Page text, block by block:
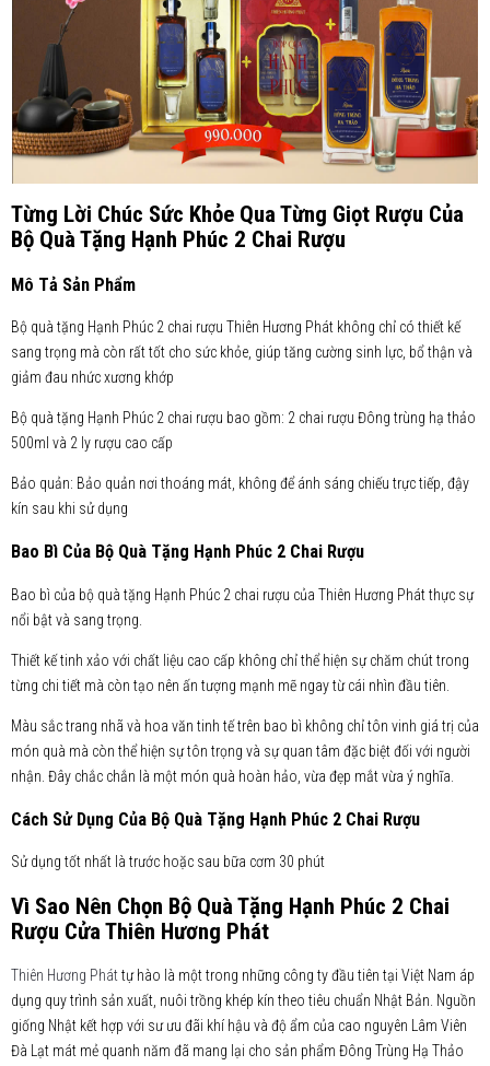
Từng Lời Chúc Sức Khỏe Qua Từng Giọt Rượu Của
Bộ Quà Tặng Hạnh Phúc 2 Chai Rượu
Mô Tả Sản Phẩm
Bộ quà tặng Hạnh Phúc 2 chai rượu Thiên Hương Phát không chỉ có thiết kế
sang trọng mà còn rất tốt cho sức khỏe, giúp tăng cường sinh lực, bổ thận và
giảm đau nhức xương khớp
Bộ quà tặng Hạnh Phúc 2 chai rượu bao gồm: 2 chai rượu Đông trùng hạ thảo
500ml và 2 ly rượu cao cấp
Bảo quản: Bảo quản nơi thoáng mát, không để ánh sáng chiếu trực tiếp, đậy
kín sau khi sử dụng
Bao Bì Của Bộ Quà Tặng Hạnh Phúc 2 Chai Rượu
Bao bì của bộ quà tặng Hạnh Phúc 2 chai rượu của Thiên Hương Phát thực sự
nổi bật và sang trọng.
Thiết kế tinh xảo với chất liệu cao cấp không chỉ thể hiện sự chăm chút trong
từng chi tiết mà còn tạo nên ấn tượng mạnh mẽ ngay từ cái nhìn đầu tiên.
Màu sắc trang nhã và hoa văn tinh tế trên bao bì không chỉ tôn vinh giá trị của
món quà mà còn thể hiện sự tôn trọng và sự quan tâm đặc biệt đối với người
nhận. Đây chắc chắn là một món quà hoàn hảo, vừa đẹp mắt vừa ý nghĩa.
Cách Sử Dụng Của Bộ Quà Tặng Hạnh Phúc 2 Chai Rượu
Sử dụng tốt nhất là trước hoặc sau bữa cơm 30 phút
Vì Sao Nên Chọn Bộ Quà Tặng Hạnh Phúc 2 Chai
Rượu Cửa Thiên Hương Phát
Thiên Hương Pháttự hào là một trong những công ty đầu tiên tại Việt Nam áp
dụng quy trình sản xuất, nuôi trồng khép kín theo tiêu chuẩn Nhật Bản. Nguồn
giống Nhật kết hợp với sư ưu đãi khí hậu và độ ẩm của cao nguyên Lâm Viên
Đà Lạt mát mẻ quanh năm đã mang lại cho sản phẩm Đông Trùng Hạ Thảo